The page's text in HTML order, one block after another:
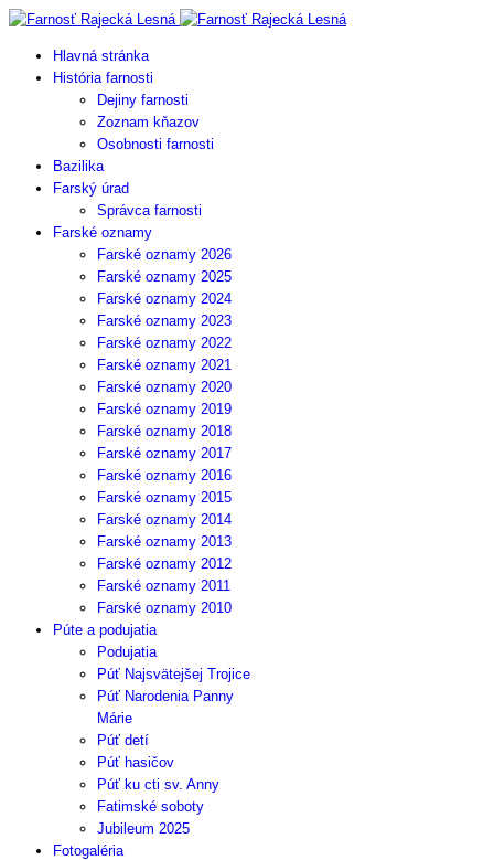
Hlavná stránka
História farnosti
Dejiny farnosti
Zoznam kňazov
Osobnosti farnosti
Bazilika
Farský úrad
Správca farnosti
Farské oznamy
Farské oznamy 2026
Farské oznamy 2025
Farské oznamy 2024
Farské oznamy 2023
Farské oznamy 2022
Farské oznamy 2021
Farské oznamy 2020
Farské oznamy 2019
Farské oznamy 2018
Farské oznamy 2017
Farské oznamy 2016
Farské oznamy 2015
Farské oznamy 2014
Farské oznamy 2013
Farské oznamy 2012
Farské oznamy 2011
Farské oznamy 2010
Púte a podujatia
Podujatia
Púť Najsvätejšej Trojice
Púť Narodenia Panny
Márie
Púť detí
Púť hasičov
Púť ku cti sv. Anny
Fatimské soboty
Jubileum 2025
Fotogaléria